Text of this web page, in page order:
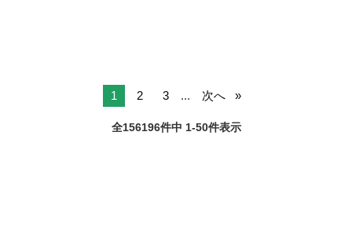
1 2 3 ... 次へ
全156196件中 1-50件表示